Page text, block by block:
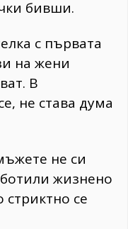
бивши.
с първата
на жени
В
не става дума
не си
жизнено
се